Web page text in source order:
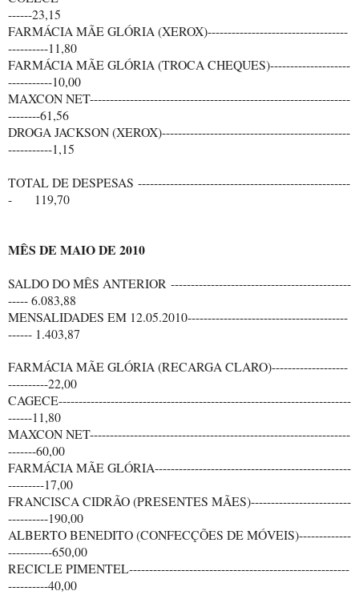
------23,15
FARMÁCIA MÃE GLÓRIA (XEROX)-----------------------------------
----------11,80
FARMÁCIA MÃE GLÓRIA (TROCA CHEQUES)--------------------
-----------10,00
MAXCON NET-----------------------------------------------------------------
--------61,56
DROGA JACKSON (XEROX)-----------------------------------------------
-----------1,15
TOTAL DE DESPESAS -----------------------------------------------------
- 119,70
MÊS DE MAIO DE 2010
SALDO DO MÊS ANTERIOR ---------------------------------------------
----- 6.083,88
MENSALIDADES EM 12.05.2010----------------------------------------
------ 1.403,87
FARMÁCIA MÃE GLÓRIA (RECARGA CLARO)-------------------
----------22,00
CAGECE-------------------------------------------------------------------------
------11,80
MAXCON NET-----------------------------------------------------------------
-------60,00
FARMÁCIA MÃE GLÓRIA-------------------------------------------------
---------17,00
FRANCISCA CIDRÃO (PRESENTES MÃES)-------------------------
----------190,00
ALBERTO BENEDITO (CONFECÇÕES DE MÓVEIS)-------------
-----------650,00
RECICLE PIMENTEL-------------------------------------------------------
----------40,00